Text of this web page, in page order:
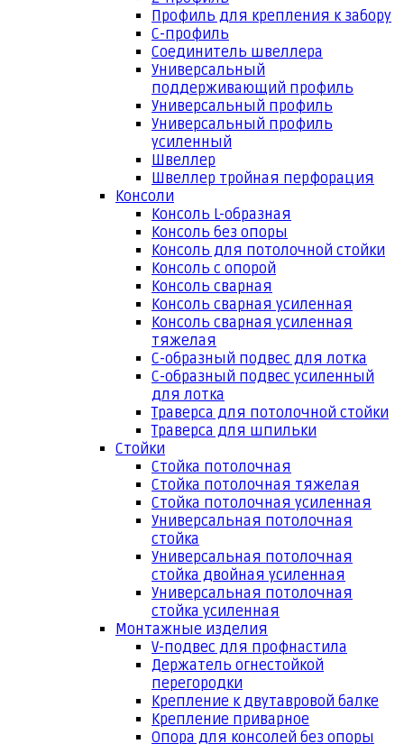
Профиль для крепления к забору
С-профиль
Соединитель швеллера
Универсальный
поддерживающий профиль
Универсальный профиль
Универсальный профиль
усиленный
Швеллер
Швеллер тройная перфорация
Консоли
Консоль L-образная
Консоль без опоры
Консоль для потолочной стойки
Консоль с опорой
Консоль сварная
Консоль сварная усиленная
Консоль сварная усиленная
тяжелая
С-образный подвес для лотка
С-образный подвес усиленный
для лотка
Траверса для потолочной стойки
Траверса для шпильки
Стойки
Стойка потолочная
Стойка потолочная тяжелая
Стойка потолочная усиленная
Универсальная потолочная
стойка
Универсальная потолочная
стойка двойная усиленная
Универсальная потолочная
стойка усиленная
Монтажные изделия
V-подвес для профнастила
Держатель огнестойкой
перегородки
Крепление к двутавровой балке
Крепление приварное
Опора для консолей без опоры